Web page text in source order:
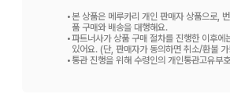
권장합니다. 판매를 위해 상품 확인은 하
을 수 있습니다. 그럴 경우 양해 부탁드립니
•본 상품은 메루카리 개인 판매자 상품으로,
품 구매와 배송을 대행해요.
•파트너사가 상품 구매 절차를 진행한 이후에
있어요. (단, 판매자가 동의하면 취소/환불
•통관 진행을 위해 수령인의 개인통관고유부